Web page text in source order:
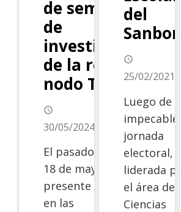
de semilleros
de
investigación
de la redCOLSi,
nodo Tolima.
access_time
30/05/2024
El pasado 17 y
18 de mayo del
presente año,
en las
del
Sanboni!
access_time
25/02/2021
Luego de
impecable
jornada
electoral,
liderada por
el área de
Ciencias